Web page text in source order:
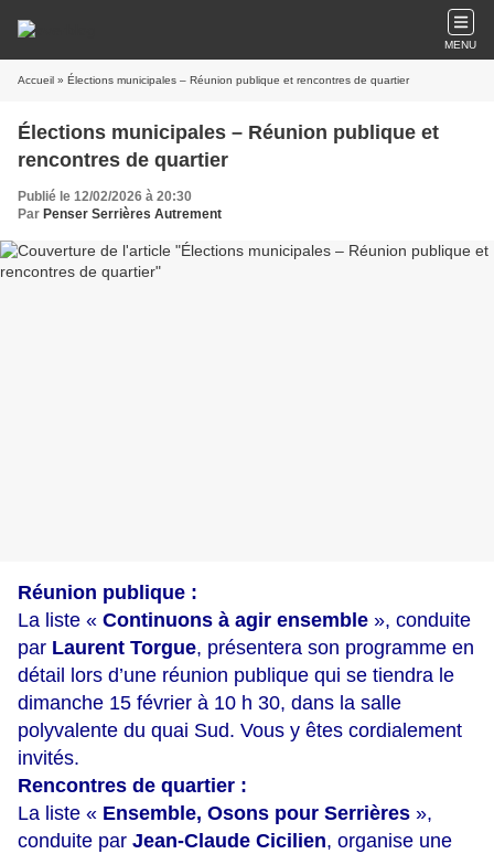
MENU
Accueil » Élections municipales – Réunion publique et rencontres de quartier
Élections municipales – Réunion publique et
rencontres de quartier
Publié le 12/02/2026 à 20:30
Par Penser Serrières Autrement
Réunion publique :
La liste « Continuons à agir ensemble », conduite
par Laurent Torgue, présentera son programme en
détail lors d’une réunion publique qui se tiendra le
dimanche 15 février à 10 h 30, dans la salle
polyvalente du quai Sud. Vous y êtes cordialement
invités.
Rencontres de quartier :
La liste « Ensemble, Osons pour Serrières »,
conduite par Jean-Claude Cicilien, organise une